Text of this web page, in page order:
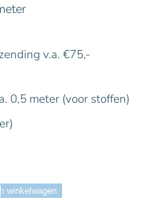
v.a. €75,-
0,5 meter (voor stoffen)
winkelwagen